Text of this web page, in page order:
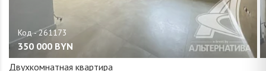
350 000 BYN
Двухкомнатная квартира